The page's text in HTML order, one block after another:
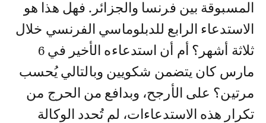
المسبوقة بين فرنسا والجزائر. فهل هذا هو
الاستدعاء الرابع للدبلوماسي الفرنسي خلال
ثلاثة أشهر؟ أم أن استدعاءه الأخير في 6
مارس كان يتضمن شكويين وبالتالي يُحسب
مرتين؟ على الأرجح، وبدافع من الحرج من
تكرار هذه الاستدعاءات، لم تُحدد الوكالة